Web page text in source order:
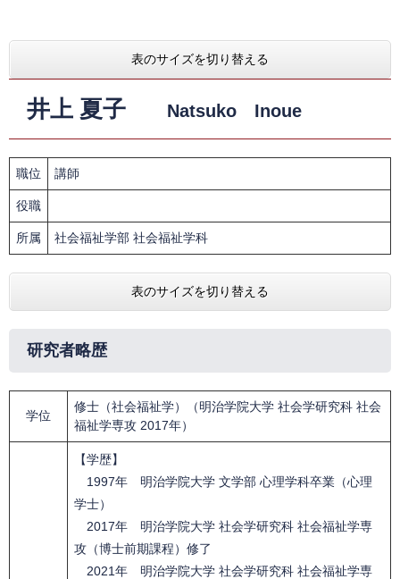
表のサイズを切り替える
井上 夏子 Natsuko Inoue
職位 講師
役職
所属 社会福祉学部 社会福祉学科
表のサイズを切り替える
研究者略歴
学位
修士（社会福祉学）（明治学院大学 社会学研究科 社会
福祉学専攻 2017年）
【学歴】
1997年 明治学院大学 文学部 心理学科卒業（心理
学士）
2017年 明治学院大学 社会学研究科 社会福祉学専
攻（博士前期課程）修了
2021年 明治学院大学 社会学研究科 社会福祉学専